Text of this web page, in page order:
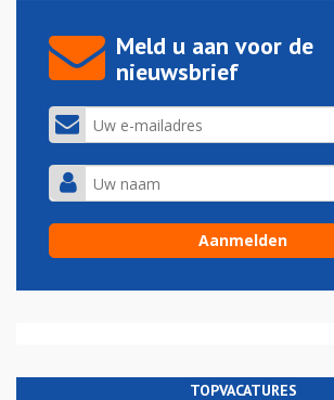
Meld u aan voor de
nieuwsbrief
TOPVACATURES